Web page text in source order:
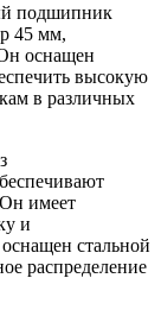
подшипник
45 мм,
оснащен
высокую
в различных
имеет
и
стальной
распределение